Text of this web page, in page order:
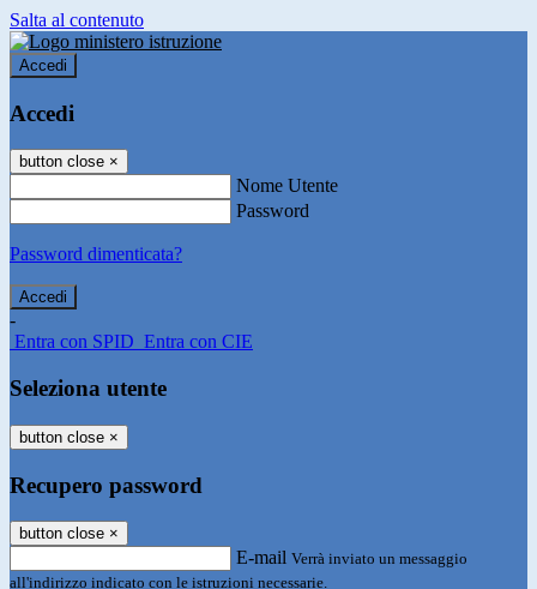
Salta al contenuto
Accedi
Accedi
button close ×
Nome Utente
Password
Password dimenticata?
-
Entra con SPID Entra con CIE
Seleziona utente
button close ×
Recupero password
button close ×
E-mail Verrà inviato un messaggio
all'indirizzo indicato con le istruzioni necessarie.